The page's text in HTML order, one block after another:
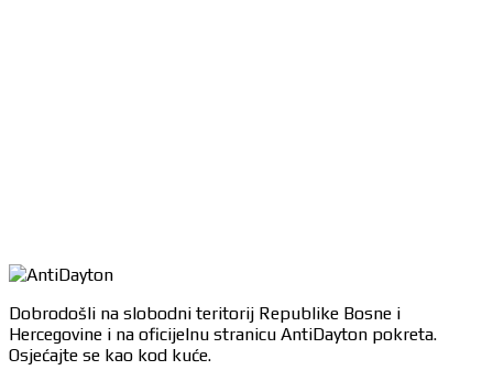
Dobrodošli na slobodni teritorij Republike Bosne i
Hercegovine i na oficijelnu stranicu AntiDayton pokreta.
Osjećajte se kao kod kuće.